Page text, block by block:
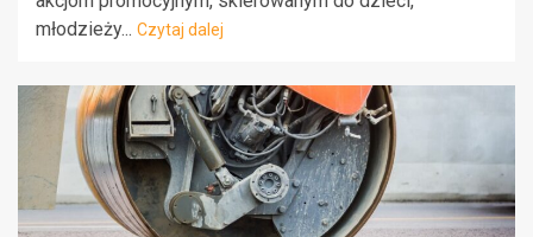
młodzieży... Czytaj dalej